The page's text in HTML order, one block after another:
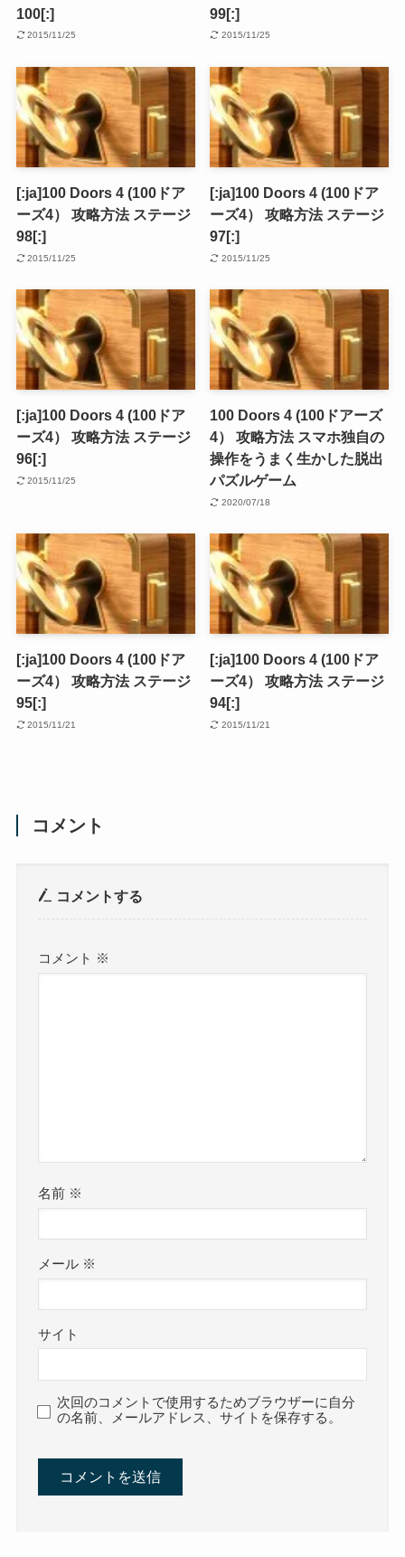
100[:]
2015/11/25
99[:]
2015/11/25
[:ja]100 Doors 4 (100ドア
ーズ4） 攻略方法 ステージ
98[:]
2015/11/25
[:ja]100 Doors 4 (100ドア
ーズ4） 攻略方法 ステージ
97[:]
2015/11/25
[:ja]100 Doors 4 (100ドア
ーズ4） 攻略方法 ステージ
96[:]
2015/11/25
100 Doors 4 (100ドアーズ
4） 攻略方法 スマホ独自の
操作をうまく生かした脱出
パズルゲーム
2020/07/18
[:ja]100 Doors 4 (100ドア
ーズ4） 攻略方法 ステージ
95[:]
2015/11/21
[:ja]100 Doors 4 (100ドア
ーズ4） 攻略方法 ステージ
94[:]
2015/11/21
コメント
コメントする
コメント ※
名前 ※
メール ※
サイト
次回のコメントで使用するためブラウザーに自分
の名前、メールアドレス、サイトを保存する。